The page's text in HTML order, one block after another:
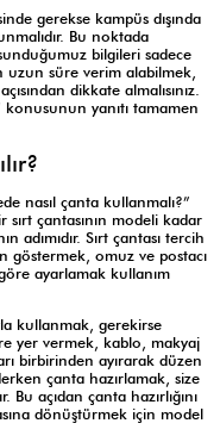
gerekse kampüs dışında
Bu noktada
bilgileri sadece
süre verim alabilmek,
dikkate almalısınız.
yanıtı tamamen
nasıl çanta kullanmalı?”
çantasının modeli kadar
adımıdır. Sırt çantası tercih
göstermek, omuz ve postacı
ayarlamak kullanım
kullanmak, gerekirse
yer vermek, kablo, makyaj
birbirinden ayırarak düzen
çanta hazırlamak, size
Bu açıdan çanta hazırlığını
dönüştürmek için model